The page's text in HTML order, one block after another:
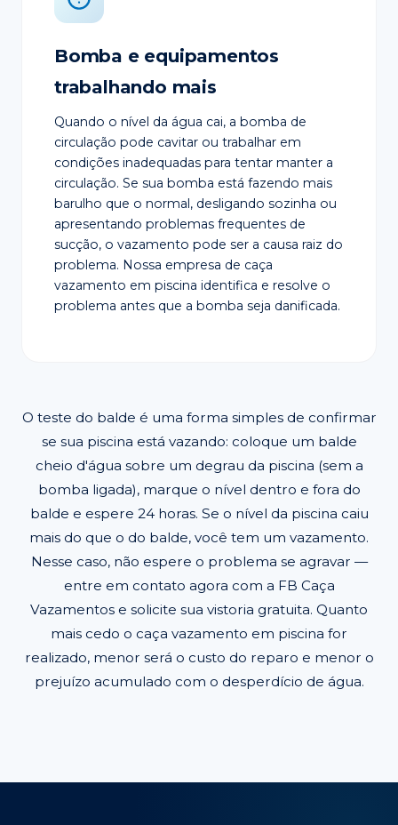
Bomba e equipamentos
trabalhando mais
Quando o nível da água cai, a bomba de
circulação pode cavitar ou trabalhar em
condições inadequadas para tentar manter a
circulação. Se sua bomba está fazendo mais
barulho que o normal, desligando sozinha ou
apresentando problemas frequentes de
sucção, o vazamento pode ser a causa raiz do
problema. Nossa empresa de caça
vazamento em piscina identifica e resolve o
problema antes que a bomba seja danificada.
O teste do balde é uma forma simples de confirmar
se sua piscina está vazando: coloque um balde
cheio d'água sobre um degrau da piscina (sem a
bomba ligada), marque o nível dentro e fora do
balde e espere 24 horas. Se o nível da piscina caiu
mais do que o do balde, você tem um vazamento.
Nesse caso, não espere o problema se agravar —
entre em contato agora com a FB Caça
Vazamentos e solicite sua vistoria gratuita. Quanto
mais cedo o caça vazamento em piscina for
realizado, menor será o custo do reparo e menor o
prejuízo acumulado com o desperdício de água.